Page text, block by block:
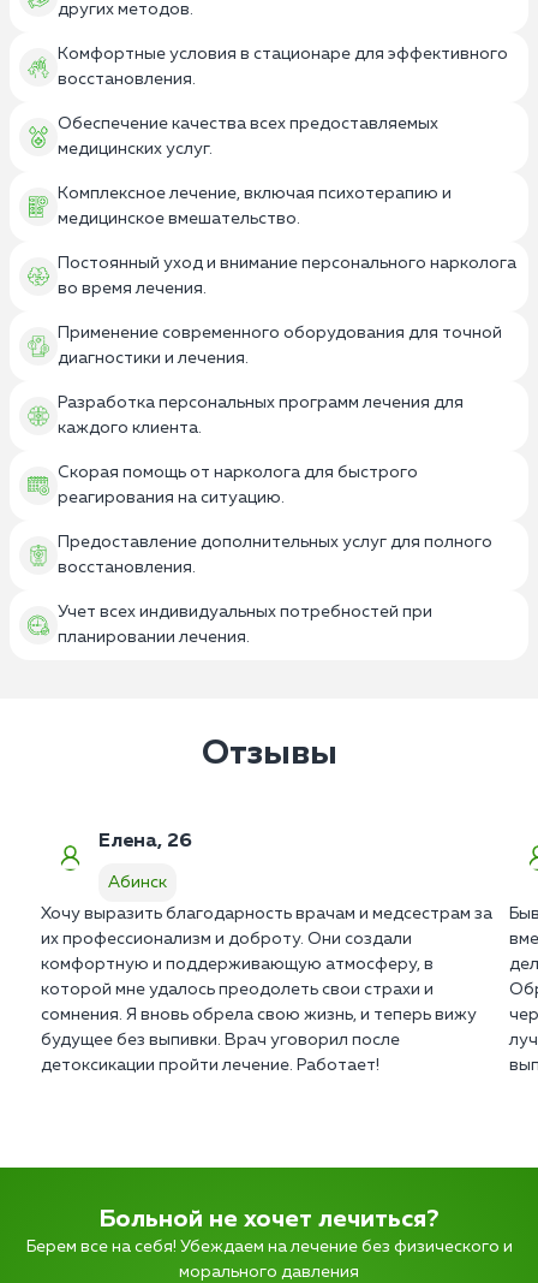
других методов.
Комфортные условия в стационаре для эффективного
восстановления.
Обеспечение качества всех предоставляемых
медицинских услуг.
Комплексное лечение, включая психотерапию и
медицинское вмешательство.
Постоянный уход и внимание персонального нарколога
во время лечения.
Применение современного оборудования для точной
диагностики и лечения.
Разработка персональных программ лечения для
каждого клиента.
Скорая помощь от нарколога для быстрого
реагирования на ситуацию.
Предоставление дополнительных услуг для полного
восстановления.
Учет всех индивидуальных потребностей при
планировании лечения.
Отзывы
Елена, 26
Абинск
Хочу выразить благодарность врачам и медсестрам за
их профессионализм и доброту. Они создали
комфортную и поддерживающую атмосферу, в
которой мне удалось преодолеть свои страхи и
сомнения. Я вновь обрела свою жизнь, и теперь вижу
будущее без выпивки. Врач уговорил после
детоксикации пройти лечение. Работает!
Больной не хочет лечиться?
Берем все на себя! Убеждаем на лечение без физического и
морального давления